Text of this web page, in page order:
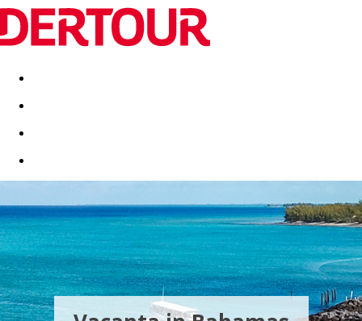
Destinatii Vacanta perfecta OFERTE DE NERATAT